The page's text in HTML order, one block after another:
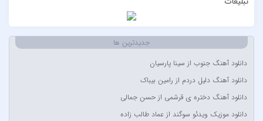
Ahmadreza Habibiyan
Alexandra Stan
جدیدترین ها
دانلود آهنگ جنوب از سینا پارسیان
دانلود آهنگ دلیل دردم از رامین بیباک
دانلود آهنگ دختره ی قرشمی از حسن جمالی
دانلود موزیک ویدئو سوگند از عماد طالب زاده